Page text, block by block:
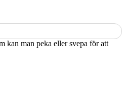
kan man peka eller svepa för att